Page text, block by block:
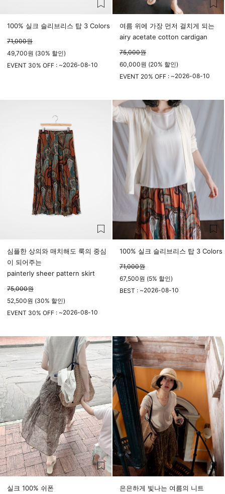
100% 실크 슬리브리스 탑 3 Colors
71,000원
49,700원 (30% 할인)
EVENT 30% OFF : ~2026-08-10
여름 위에 가장 먼저 걸치게 되는
airy acetate cotton cardigan
75,000원
60,000원 (20% 할인)
EVENT 20% OFF : ~2026-08-10
심플한 상의와 매치해도 룩의 중심
이 되어주는
painterly sheer pattern skirt
75,000원
52,500원 (30% 할인)
EVENT 30% OFF : ~2026-08-10
100% 실크 슬리브리스 탑 3 Colors
71,000원
67,500원 (5% 할인)
BEST : ~2026-08-10
실크 100% 쉬폰
은은하게 빛나는 여름의 니트